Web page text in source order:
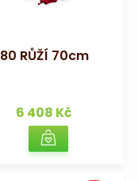
80 RŮŽÍ 70cm
6 408 Kč